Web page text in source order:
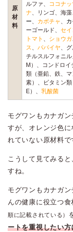
原
材
料
ルファ、 ココナ
ナ、リンゴ、海藻
ー、 カボチャ 、
ーゴールド、 セ
トマト 、 ショウガ
ス、 パパイヤ、
チルスルフォニ
M）、コンドロ
類（亜鉛、鉄、
素）、ビタミン類
E）、 乳酸菌
モグワンもカナガ
すが、オレンジ色
れていない原材料で
こうして見てみる
すね。
モグワンもカナガ
んの健康に役立つ
順に記載されている）
ートを重視したい